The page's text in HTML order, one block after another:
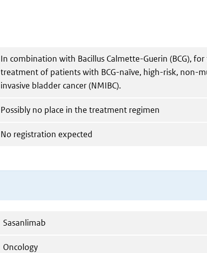
In combination with Bacillus Calmette-Guerin (BCG), for
treatment of patients with BCG-naïve, high-risk, non-
invasive bladder cancer (NMIBC).
Possibly no place in the treatment regimen
No registration expected
Sasanlimab
Oncology